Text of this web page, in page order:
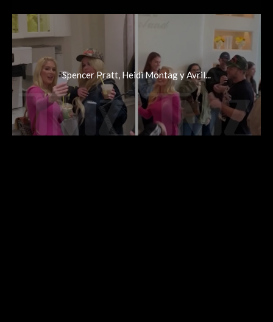
Spencer Pratt, Heidi Montag y Avril...